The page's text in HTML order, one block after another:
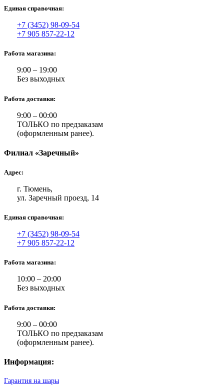
Единая справочная:
+7 (3452) 98-09-54
+7 905 857-22-12
Работа магазина:
9:00 – 19:00
Без выходных
Работа доставки:
9:00 – 00:00
ТОЛЬКО по предзаказам
(оформленным ранее).
Филиал «Заречный»
Адрес:
г. Тюмень,
ул. Заречный проезд, 14
Единая справочная:
+7 (3452) 98-09-54
+7 905 857-22-12
Работа магазина:
10:00 – 20:00
Без выходных
Работа доставки:
9:00 – 00:00
ТОЛЬКО по предзаказам
(оформленным ранее).
Информация:
Гарантия на шары